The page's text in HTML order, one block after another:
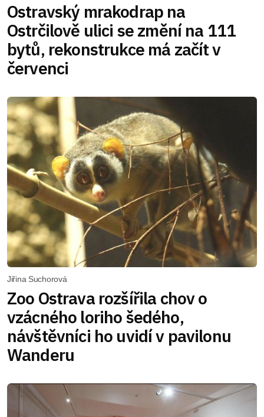
Ostravský mrakodrap na
Ostrčilově ulici se změní na 111
bytů, rekonstrukce má začít v
červenci
Jiřina Suchorová
Zoo Ostrava rozšířila chov o
vzácného loriho šedého,
návštěvníci ho uvidí v pavilonu
Wanderu